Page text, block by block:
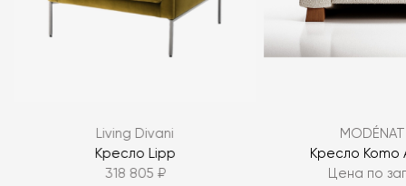
Living Divani
Кресло Lipp
318 805 ₽
Кресло Komo
Цена по